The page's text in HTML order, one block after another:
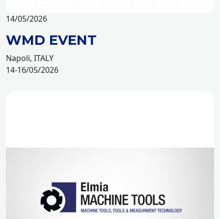
14/05/2026
WMD EVENT
Napoli, ITALY
14-16/05/2026